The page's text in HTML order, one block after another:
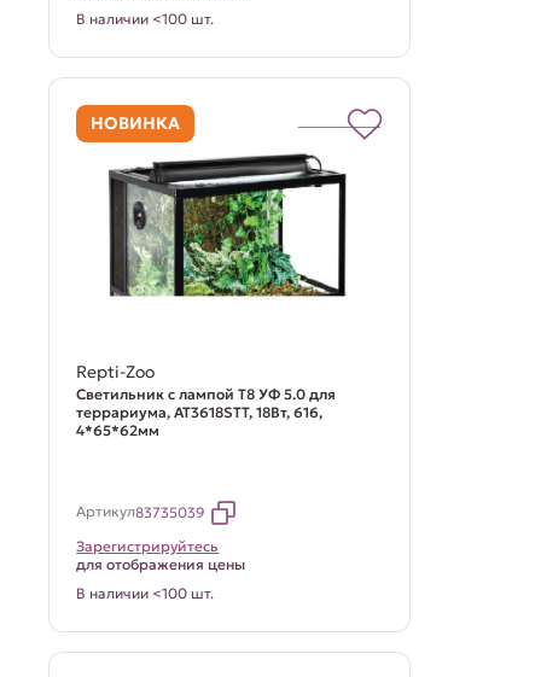
В наличии <100 шт.
НОВИНКА
Repti-Zoo
Светильник с лампой Т8 УФ 5.0 для
террариума, AT3618STT, 18Вт, 616,
4*65*62мм
Артикул83735039
Зарегистрируйтесь
для отображения цены
В наличии <100 шт.